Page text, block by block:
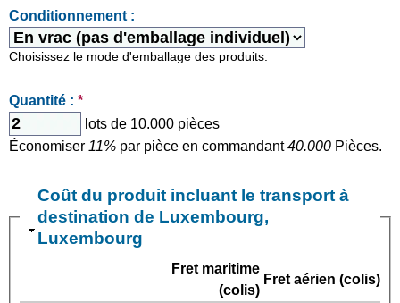
Conditionnement :
Choisissez le mode d'emballage des produits.
Quantité : *
lots de 10.000 pièces
Économiser 11% par pièce en commandant40.000 Pièces.
Coût du produit incluant le transport à
destination de Luxembourg,
Luxembourg
Fret maritime
(colis)
Fret aérien (colis)